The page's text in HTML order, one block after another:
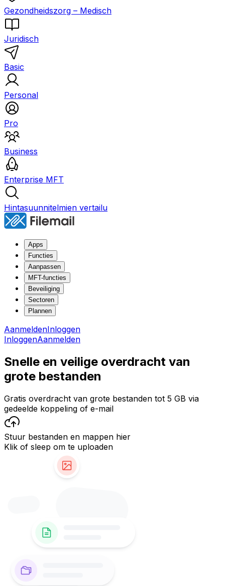
Gezondheidszorg – Medisch
Juridisch
Basic
Personal
Pro
Business
Enterprise MFT
Hintasuunnitelmien vertailu
Apps
Functies
Aanpassen
MFT-functies
Beveiliging
Sectoren
Plannen
AanmeldenInloggen
InloggenAanmelden
Snelle en veilige overdracht van
grote bestanden
Gratis overdracht van grote bestanden tot 5 GB via
gedeelde koppeling of e-mail
Stuur bestanden en mappen hier
Klik of sleep om te uploaden